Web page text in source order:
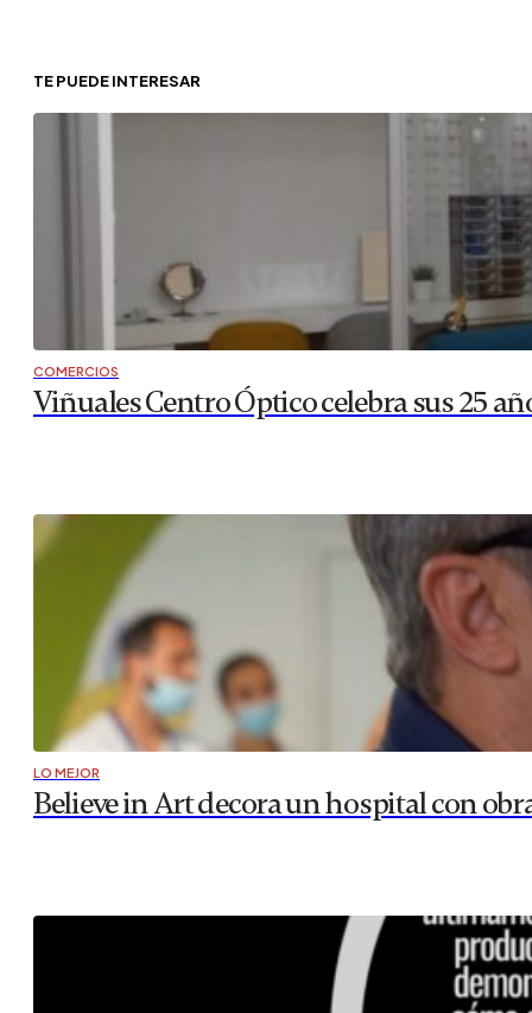
TE PUEDE INTERESAR
COMERCIOS
Viñuales Centro Óptico celebra sus 25
LO MEJOR
Believe in Art decora un hospital con